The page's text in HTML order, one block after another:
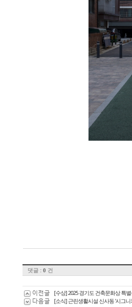
댓글 : 0 건
이전글 [수상] 2025 경기도 건축문화상 특
다음글 [소식] 근린생활시설 신사동 '시그니